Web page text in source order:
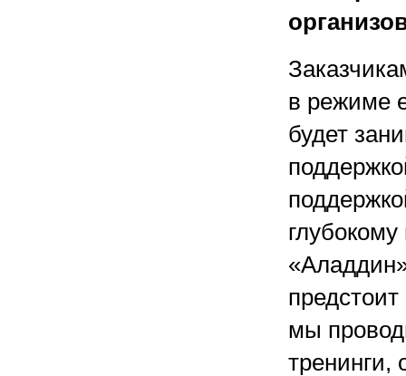
в режиме
будет
мы
тренинги,